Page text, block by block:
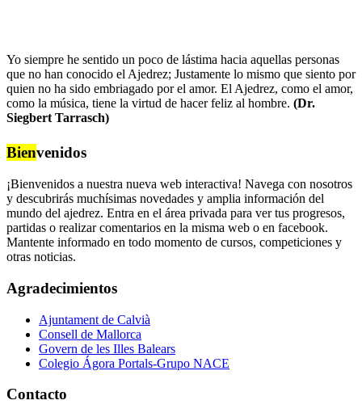
Yo siempre he sentido un poco de lástima hacia aquellas personas
que no han conocido el Ajedrez; Justamente lo mismo que siento por
quien no ha sido embriagado por el amor. El Ajedrez, como el amor,
como la música, tiene la virtud de hacer feliz al hombre. (Dr.
Siegbert Tarrasch)
Bienvenidos
¡Bienvenidos a nuestra nueva web interactiva! Navega con nosotros
y descubrirás muchísimas novedades y amplia información del
mundo del ajedrez. Entra en el área privada para ver tus progresos,
partidas o realizar comentarios en la misma web o en facebook.
Mantente informado en todo momento de cursos, competiciones y
otras noticias.
Agradecimientos
Ajuntament de Calvià
Consell de Mallorca
Govern de les Illes Balears
Colegio Ágora Portals-Grupo NACE
Contacto